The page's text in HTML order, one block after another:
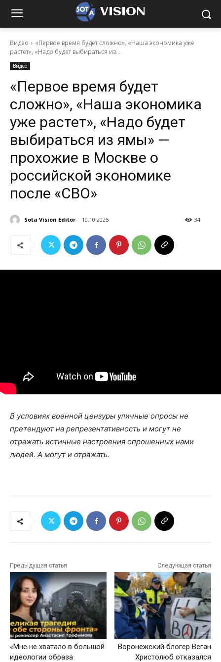
VISION
Видео
«Первое время будет сложно», «Наша экономика уже
растет», «Надо будет выбираться из...
Видео
«Первое время будет
сложно», «Наша экономика
уже растет», «Надо будет
выбираться из ямы» —
прохожие в Москве о
российской экономике
после «СВО»
Sota Vision Editor 10.10.2025 34
В условиях военной цензуры уличные опросы не
претендуют на репрезентативность и могут не
отражать истинные настроения опрошенных нами
людей. А могут и отражать.
Предыдущая статья
«Мне не хватало в большой
идеологии образа
Следующая статья
Воронежский блогер Веган
Христолюб отказался